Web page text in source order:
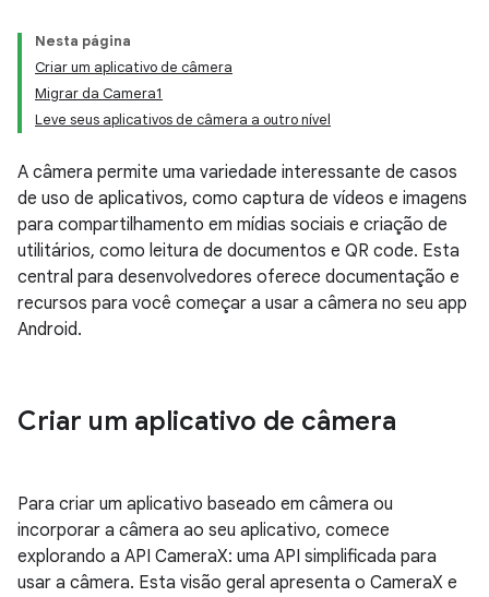
Nesta página
Criar um aplicativo de câmera
Migrar da Camera1
Leve seus aplicativos de câmera a outro nível
A câmera permite uma variedade interessante de casos
de uso de aplicativos, como captura de vídeos e imagens
para compartilhamento em mídias sociais e criação de
utilitários, como leitura de documentos e QR code. Esta
central para desenvolvedores oferece documentação e
recursos para você começar a usar a câmera no seu app
Android.
Criar um aplicativo de câmera
Para criar um aplicativo baseado em câmera ou
incorporar a câmera ao seu aplicativo, comece
explorando a API CameraX: uma API simplificada para
usar a câmera. Esta visão geral apresenta o CameraX e